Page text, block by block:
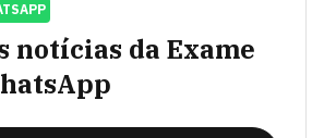
notícias da Exame